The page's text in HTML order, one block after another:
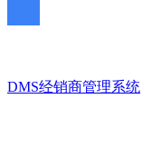
DMS经销商管理系统